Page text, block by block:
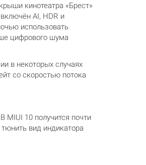
кинотеатра «Брест»
AI, HDR и
использовать
цифрового шума
в некоторых случаях
со скоростью потока
MIUI 10 получится почти
вид индикатора